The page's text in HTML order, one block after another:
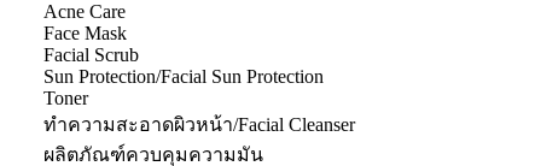
Acne Care
Face Mask
Facial Scrub
Sun Protection/Facial Sun Protection
Toner
ทำความสะอาดผิวหน้า/Facial Cleanser
ผลิตภัณฑ์ควบคุมความมัน